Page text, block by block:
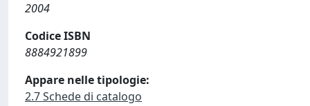
2004
Codice ISBN
8884921899
Appare nelle tipologie:
2.7 Schede di catalogo